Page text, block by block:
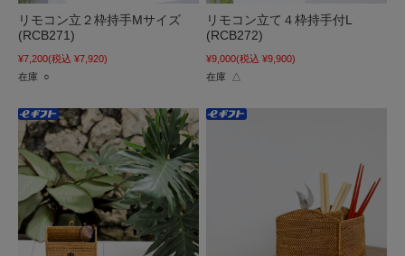
リモコン立２枠持手Mサイズ
(RCB271)
¥7,200(税込 ¥7,920)
在庫 ○
リモコン立て４枠持手付L
(RCB272)
¥9,000(税込 ¥9,900)
在庫 △